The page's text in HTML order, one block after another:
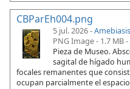
CBParEh004.png
5 jul. 2026 -Amebiasis
PNG Image - 1.7 MB -
Pieza de Museo.
sagital de hígado
focales remanentes que
ocupan parcialmente el